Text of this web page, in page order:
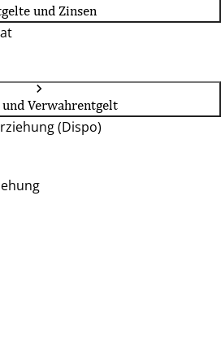
und Zinsen
und Verwahrentgelt
(Dispo)